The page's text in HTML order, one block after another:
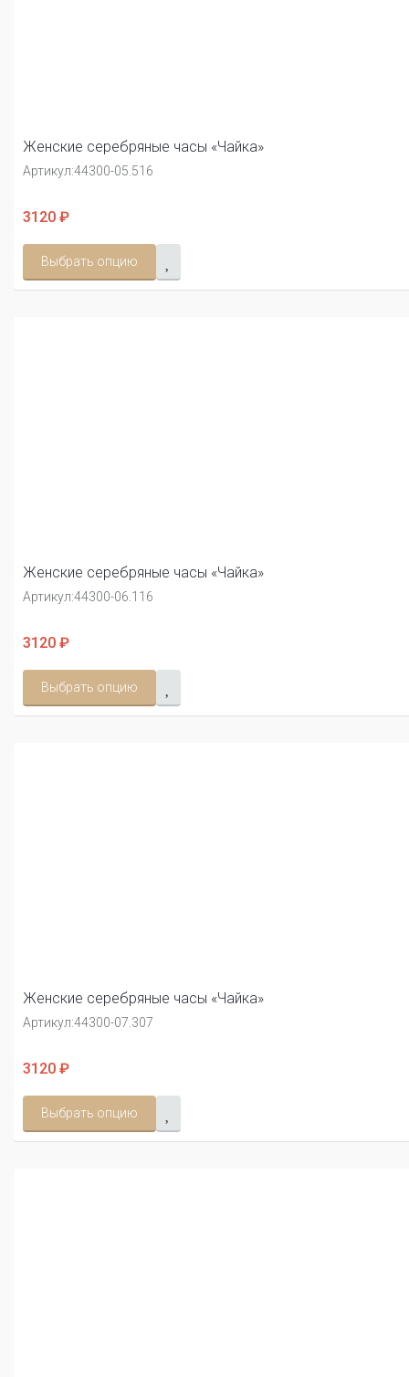
Женские серебряные часы «Чайка»
Артикул:44300-05.516
3120 ₽
Выбрать опцию
Женские серебряные часы «Чайка»
Артикул:44300-06.116
3120 ₽
Выбрать опцию
Женские серебряные часы «Чайка»
Артикул:44300-07.307
3120 ₽
Выбрать опцию